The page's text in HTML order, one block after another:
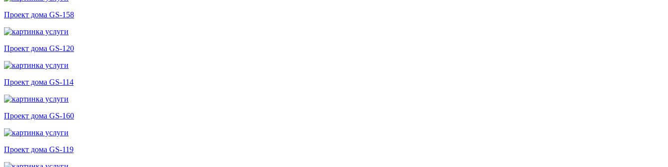
Проект дома GS-158
Проект дома GS-120
Проект дома GS-114
Проект дома GS-160
Проект дома GS-119